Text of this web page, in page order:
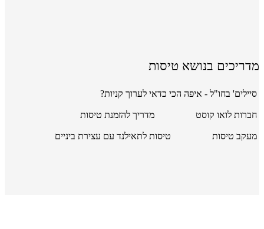
מדריכים בנושא טיסות
סיילים' בחו"ל - איפה הכי כדאי לערוך קניות?
חברות לואו קוסט מדריך להזמנת טיסות
מעקב טיסות טיסות לתאילנד עם עצירת ביניים